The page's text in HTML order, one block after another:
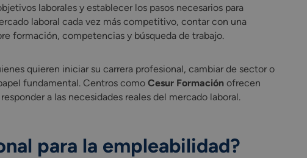
laborales y establecer los pasos necesarios para
laboral cada vez más competitivo, contar con una
formación, competencias y búsqueda de trabajo.
quieren iniciar su carrera profesional, cambiar de sector o
fundamental. Centros como Cesur Formaciónofrecen
a las necesidades reales del mercado laboral.
para la empleabilidad?